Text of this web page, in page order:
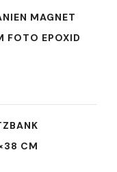
MAGNET
FOTO EPOXID
CM